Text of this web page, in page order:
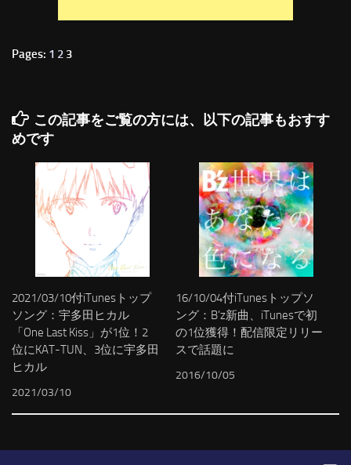
Pages: 1 2 3
この記事をご覧の方には、以下の記事もおすす
めです
2021/03/10付iTunesトップ
ソング：宇多田ヒカル
「One Last Kiss」が1位！2
位にKAT-TUN、3位に宇多田
ヒカル
2021/03/10
16/10/04付iTunesトップソ
ング：B’z新曲、iTunesで初
の1位獲得！配信限定リリー
スで話題に
2016/10/05